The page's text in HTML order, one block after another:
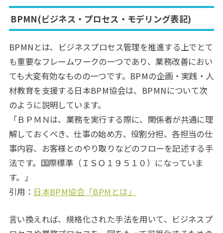
BPMN(ビジネス・プロセス・モデリング表記)
BPMNとは、ビジネスプロセス管理を推進する上でとて
も重要なフレームワークの一つであり、業務改善におい
ても大変有効なものの一つです。BPMの企画・実践・人
材教育を支援する日本BPM協会は、BPMNについて次
のように説明しています。
「ＢＰＭＮは、業務を実行する際に、関係者が共通に理
解しておくべき、仕事の始め方、役割分担、各担当の仕
事内容、お客様とのやり取りなどのフローを記述する手
法です。国際標準（ＩＳＯ１９５１０）になっていま
す。」
引用： 日本BPM協会「BPMとは」
言い換えれば、規格化された手法を用いて、ビジネスプ